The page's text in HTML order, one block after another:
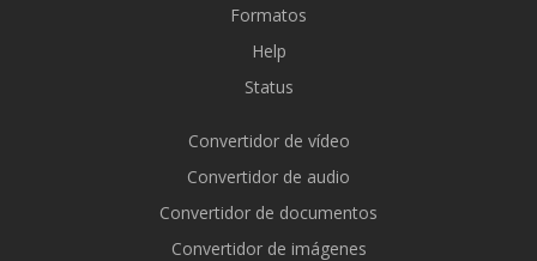
Formatos
Help
Status
Convertidor de vídeo
Convertidor de audio
Convertidor de documentos
Convertidor de imágenes